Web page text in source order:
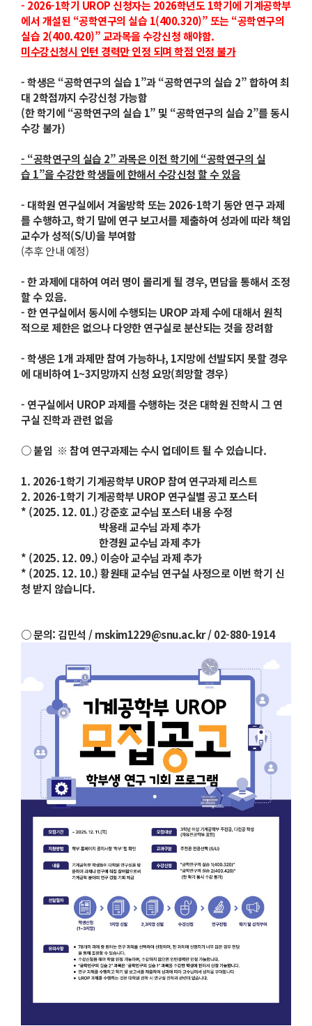
- 2026-1학기 UROP 신청자는 2026학년도 1학기에 기계공학부
에서 개설된 “공학연구의 실습 1(400.320)” 또는 “공학연구의
실습 2(400.420)” 교과목을 수강신청 해야함.
미수강신청시 인턴 경력만 인정 되며 학점 인정 불가
- 학생은 “공학연구의 실습 1”과 “공학연구의 실습 2” 합하여 최
대 2학점까지 수강신청 가능함
(한 학기에 “공학연구의 실습 1” 및 “공학연구의 실습 2”를 동시
수강 불가)
- “공학연구의 실습 2”과목은 이전 학기에 “공학연구의 실
습 1”을 수강한 학생들에 한해서 수강신청 할 수 있음
- 대학원 연구실에서 겨울방학 또는 2026-1학기 동안 연구 과제
를 수행하고, 학기 말에 연구 보고서를 제출하여 성과에 따라 책임
교수가 성적(S/U)을 부여함
(추후 안내 예정)
- 한 과제에 대하여 여러 명이 몰리게 될 경우, 면담을 통해서 조정
할 수 있음.
- 한 연구실에서 동시에 수행되는 UROP 과제 수에 대해서 원칙
적으로 제한은 없으나 다양한 연구실로 분산되는 것을 장려함
- 학생은 1개 과제만 참여 가능하나, 1지망에 선발되지 못할 경우
에 대비하여 1~3지망까지 신청 요망(희망할 경우)
- 연구실에서 UROP 과제를 수행하는 것은 대학원 진학시 그 연
구실 진학과 관련 없음
○ 붙임 ※ 참여 연구과제는 수시 업데이트 될 수 있습니다.
1. 2026-1학기 기계공학부 UROP 참여 연구과제 리스트
2. 2026-1학기 기계공학부 UROP 연구실별 공고 포스터
* (2025. 12. 01.) 강준호 교수님 포스터 내용 수정
박용래 교수님 과제 추가
한경원 교수님 과제 추가
* (2025. 12. 09.) 이승아 교수님 과제 추가
* (2025. 12. 10.) 황원태 교수님 연구실 사정으로 이번 학기 신
청 받지 않습니다.
○ 문의: 김민석 / mskim1229@snu.ac.kr / 02-880-1914